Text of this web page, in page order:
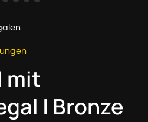
mit
| Bronze